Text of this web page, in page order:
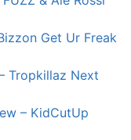
Get Ur Freak
Tropkillaz Next
– KidCutUp